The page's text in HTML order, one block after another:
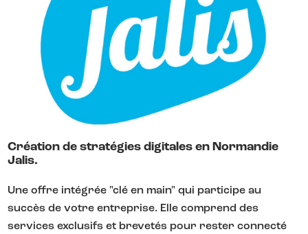
Création de stratégies digitales en Normandie
Jalis.
Une offre intégrée "clé en main" qui participe au
succès de votre entreprise. Elle comprend des
services exclusifs et brevetés pour rester connecté